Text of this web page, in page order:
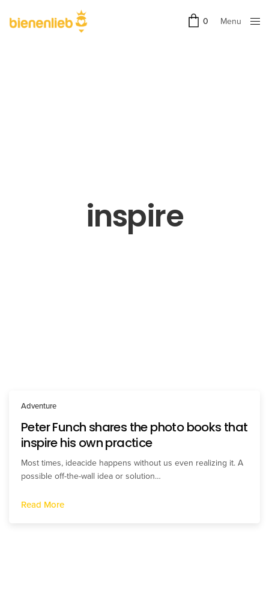
0
Menu
inspire
Adventure
Peter Funch shares the photo books that
inspire his own practice
Most times, ideacide happens without us even realizing it. A
possible off-the-wall idea or solution…
Read More